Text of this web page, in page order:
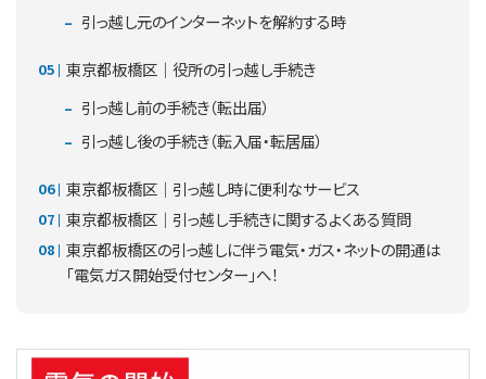
引っ越し元のインターネットを解約する時
東京都板橋区｜役所の引っ越し手続き
引っ越し前の手続き（転出届）
引っ越し後の手続き（転入届・転居届）
東京都板橋区｜引っ越し時に便利なサービス
東京都板橋区｜引っ越し手続きに関するよくある質問
東京都板橋区の引っ越しに伴う電気・ガス・ネットの開通は
「電気ガス開始受付センター」へ！